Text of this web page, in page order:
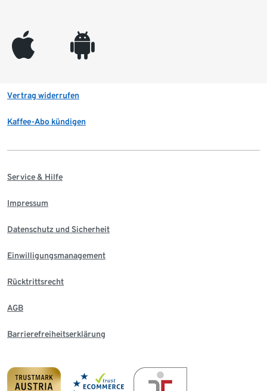
appleinc android
Vertrag widerrufen
Kaffee-Abo kündigen
Service & Hilfe
Impressum
Datenschutz und Sicherheit
Einwilligungsmanagement
Rücktrittsrecht
AGB
Barrierefreiheitserklärung